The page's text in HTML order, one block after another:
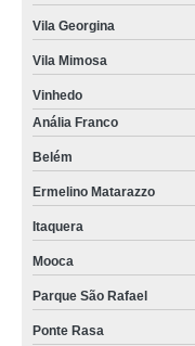
Vila Georgina
Vila Mimosa
Vinhedo
Anália Franco
Belém
Ermelino Matarazzo
Itaquera
Mooca
Parque São Rafael
Ponte Rasa